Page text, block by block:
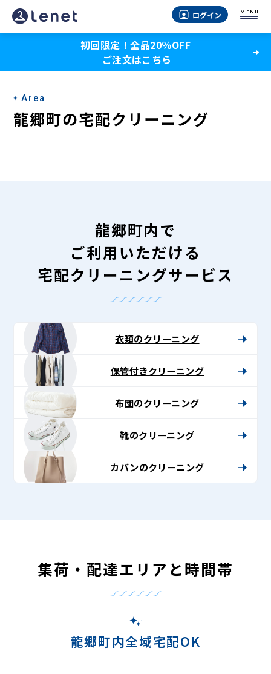
龍
郷
の
宅
配
ト〉
ログイン MENU
初回限定！全品20％OFF
ご注文はこちら
Area
龍郷町の宅配クリーニング
龍郷町内で
ご利用いただける
宅配クリーニングサービス
衣類のクリーニング
保管付きクリーニング
布団のクリーニング
靴のクリーニング
カバンのクリーニング
集荷・配達エリアと時間帯
龍郷町内全域宅配OK